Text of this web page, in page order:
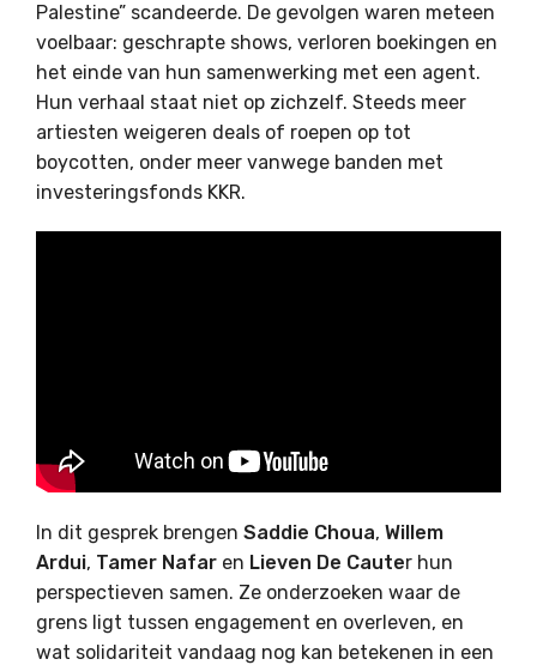
Palestine” scandeerde. De gevolgen waren meteen
voelbaar: geschrapte shows, verloren boekingen en
het einde van hun samenwerking met een agent.
Hun verhaal staat niet op zichzelf. Steeds meer
artiesten weigeren deals of roepen op tot
boycotten, onder meer vanwege banden met
investeringsfonds KKR.
In dit gesprek brengen Saddie Choua, Willem
Ardui, Tamer Nafar en Lieven De Cauter hun
perspectieven samen. Ze onderzoeken waar de
grens ligt tussen engagement en overleven, en
wat solidariteit vandaag nog kan betekenen in een